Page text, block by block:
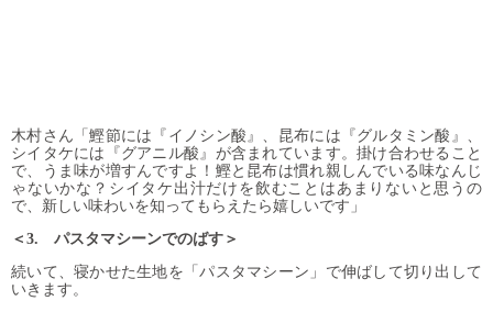
木村さん「鰹節には『イノシン酸』、昆布には『グルタミン酸』、
シイタケには『グアニル酸』が含まれています。掛け合わせること
で、うま味が増すんですよ！鰹と昆布は慣れ親しんでいる味なんじ
ゃないかな？シイタケ出汁だけを飲むことはあまりないと思うの
で、新しい味わいを知ってもらえたら嬉しいです」
＜3. パスタマシーンでのばす＞
続いて、寝かせた生地を「パスタマシーン」で伸ばして切り出して
いきます。